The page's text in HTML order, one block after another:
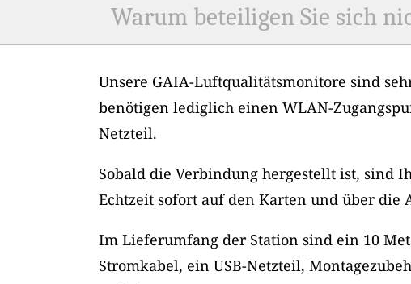
Warum beteiligen Sie sich
Unsere GAIA-Luftqualitätsmonitore sind
benötigen lediglich einen WLAN-
Netzteil.
Sobald die Verbindung hergestellt ist, sind
Echtzeit sofort auf den Karten und über die
Im Lieferumfang der Station sind ein 10
Stromkabel, ein USB-Netzteil,